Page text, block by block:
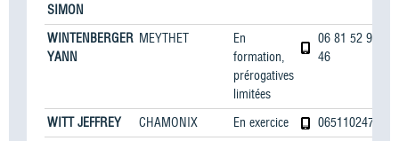
SIMON
WINTENBERGER
YANN
MEYTHET
En
formation,
prérogatives
limitées
06 81 52 91
46
WITT JEFFREY CHAMONIX En exercice
0651102470